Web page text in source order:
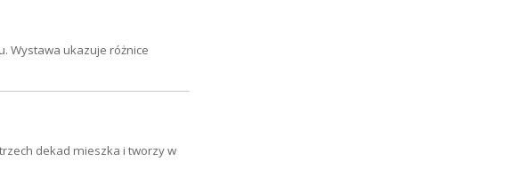
Wystawa ukazuje różnice
dekad mieszka i tworzy w